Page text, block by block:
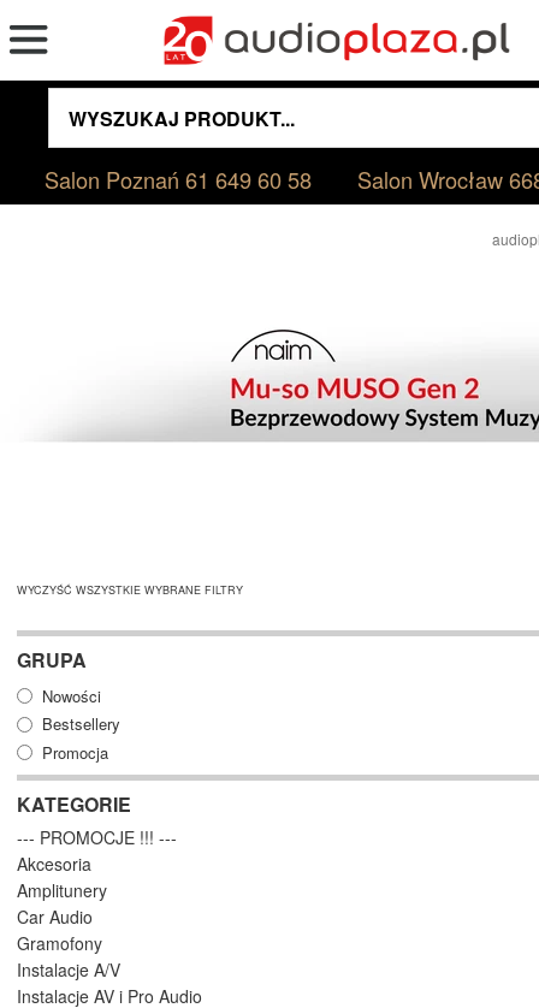
Salon Poznań61 649 60 58 Salon Wrocław
WYCZYŚĆ WSZYSTKIE WYBRANE FILTRY
GRUPA
Nowości
Bestsellery
Promocja
KATEGORIE
--- PROMOCJE !!! ---
Akcesoria
Amplitunery
Car Audio
Gramofony
Instalacje A/V
Instalacje AV i Pro Audio